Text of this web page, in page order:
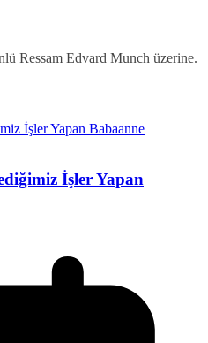
Ressam Edvard Munch üzerine.
İşler Yapan